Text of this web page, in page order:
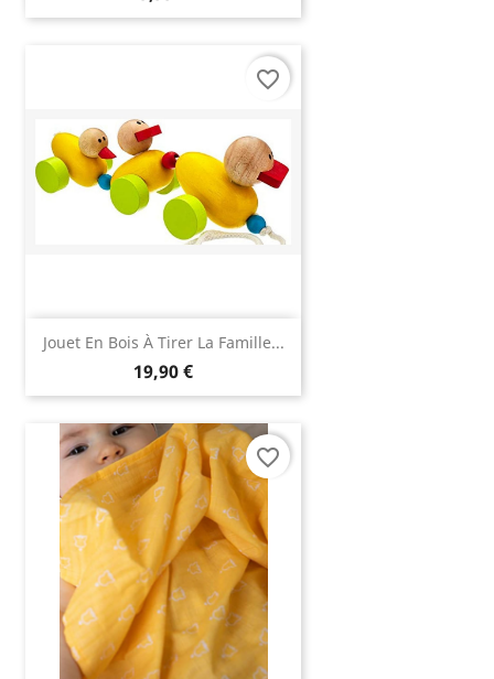
Jouet En Bois À Tirer La Famille...
19,90 €
favorite_border
favorite_border